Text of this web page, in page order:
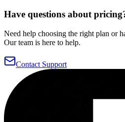
Have questions about
Need help choosing the right plan or
Our team is here to help.
Contact Support